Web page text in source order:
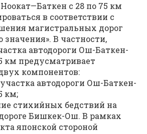
с 28 по 75 км
в соответствии с
магистральных дорог
В частности,
автодороги Ош-Баткен-
км предусматривает
компонентов:
автодороги Ош-Баткен-
км;
стихийных бедствий на
Бишкек-Ош. В рамках
японской стороной